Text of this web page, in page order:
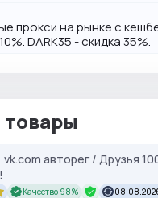
прокси на рынке с
DARK35 - скидка 35%.
vk.com авторег / Друзья
Качество 98%